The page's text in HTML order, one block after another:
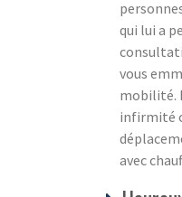
qui lui a
vous
mobilité.
infirmité
avec